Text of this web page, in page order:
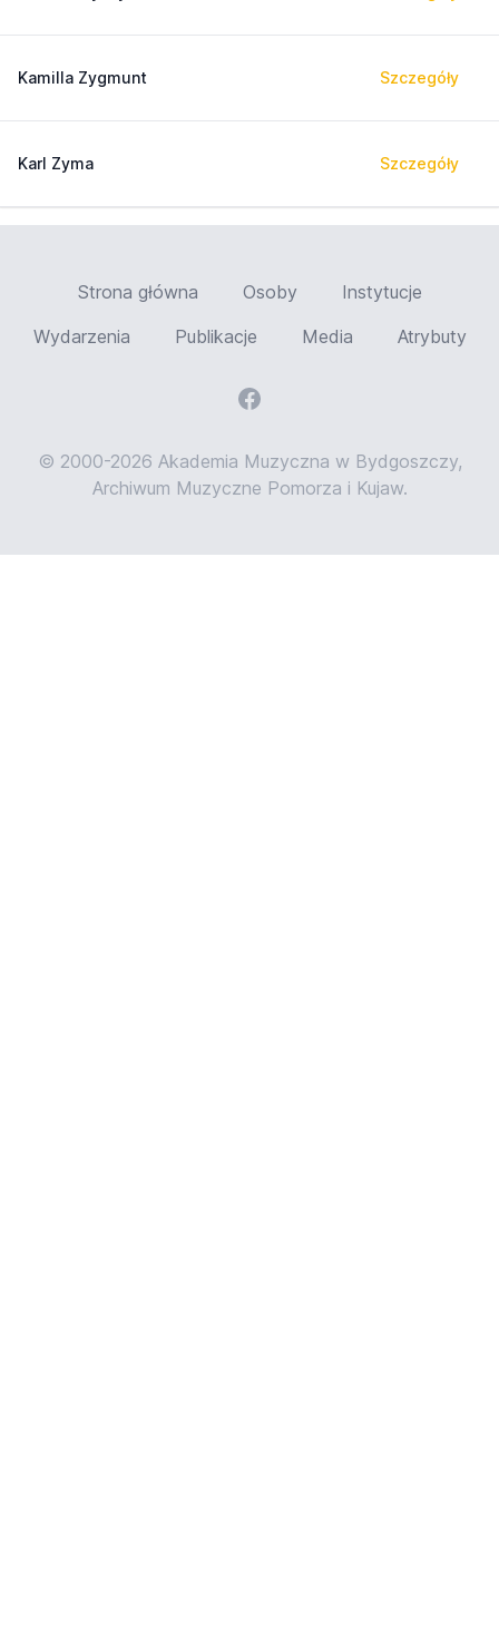
Kamilla Zygmunt Szczegóły
Karl Zyma Szczegóły
Strona główna Osoby
Instytucje
Wydarzenia
Publikacje Media Atrybuty
© 2000-2026 Akademia Muzyczna w Bydgoszczy,
Archiwum Muzyczne Pomorza i Kujaw.